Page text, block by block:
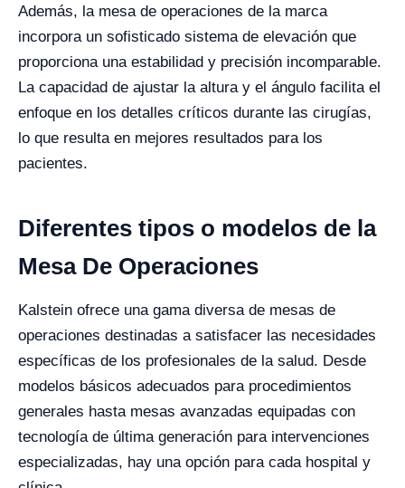
Además, la mesa de operaciones de la marca
incorpora un sofisticado sistema de elevación que
proporciona una estabilidad y precisión incomparable.
La capacidad de ajustar la altura y el ángulo facilita el
enfoque en los detalles críticos durante las cirugías,
lo que resulta en mejores resultados para los
pacientes.
Diferentes tipos o modelos de la
Mesa De Operaciones
Kalstein ofrece una gama diversa de mesas de
operaciones destinadas a satisfacer las necesidades
específicas de los profesionales de la salud. Desde
modelos básicos adecuados para procedimientos
generales hasta mesas avanzadas equipadas con
tecnología de última generación para intervenciones
especializadas, hay una opción para cada hospital y